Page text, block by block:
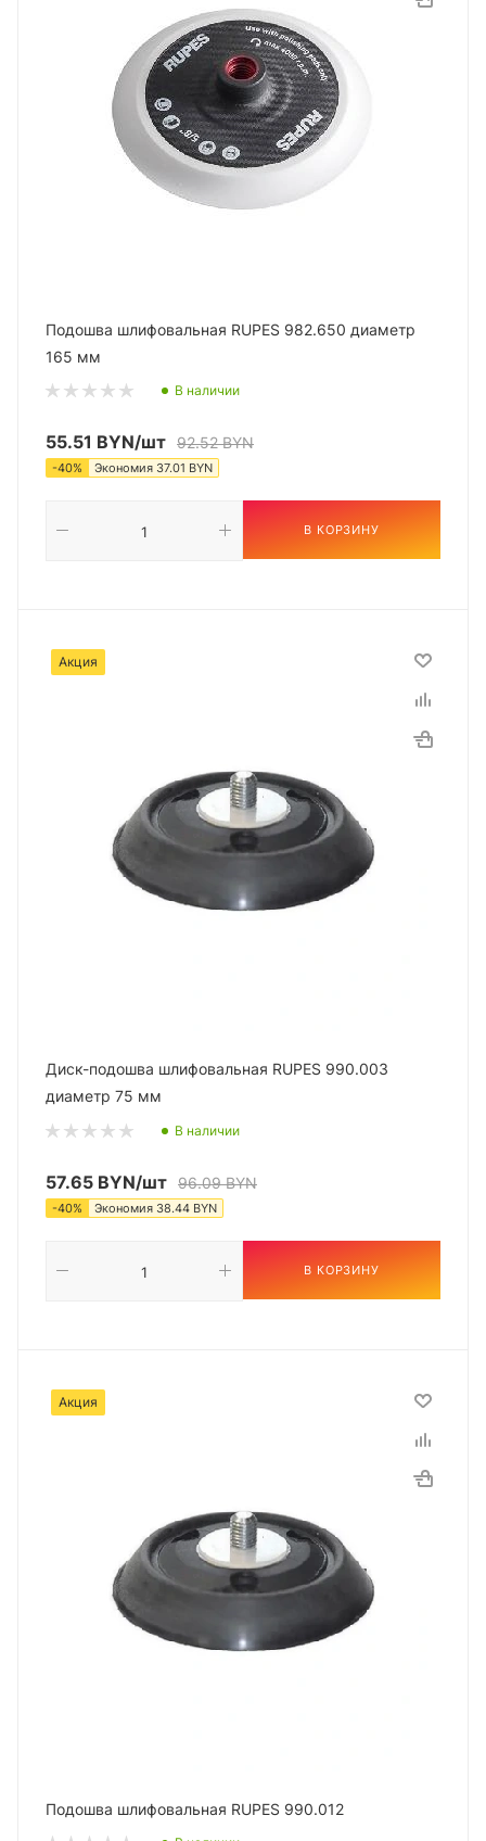
Подошва шлифовальная RUPES 982.650 диаметр
165 мм
В наличии
55.51 BYN/шт 92.52BYN
-40% Экономия 37.01 BYN
В КОРЗИНУ
Акция
Диск-подошва шлифовальная RUPES 990.003
диаметр 75 мм
В наличии
57.65 BYN/шт 96.09BYN
-40% Экономия 38.44 BYN
В КОРЗИНУ
Акция
Подошва шлифовальная RUPES 990.012